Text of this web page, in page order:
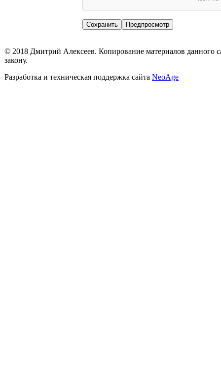
© 2018 Дмитрий Алексеев. Копирование материалов данного
закону.
Разработка и техническая поддержка сайта NeoAge